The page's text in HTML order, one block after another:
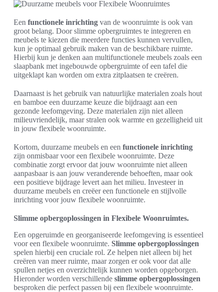
Een functionele inrichting van de woonruimte is ook van
groot belang. Door slimme opbergruimtes te integreren en
meubels te kiezen die meerdere functies kunnen vervullen,
kun je optimaal gebruik maken van de beschikbare ruimte.
Hierbij kun je denken aan multifunctionele meubels zoals een
slaapbank met ingebouwde opbergruimte of een tafel die
uitgeklapt kan worden om extra zitplaatsen te creëren.
Daarnaast is het gebruik van natuurlijke materialen zoals hout
en bamboe een duurzame keuze die bijdraagt aan een
gezonde leefomgeving. Deze materialen zijn niet alleen
milieuvriendelijk, maar stralen ook warmte en gezelligheid uit
in jouw flexibele woonruimte.
Kortom, duurzame meubels en een functionele inrichting
zijn onmisbaar voor een flexibele woonruimte. Deze
combinatie zorgt ervoor dat jouw woonruimte niet alleen
aanpasbaar is aan jouw veranderende behoeften, maar ook
een positieve bijdrage levert aan het milieu. Investeer in
duurzame meubels en creëer een functionele en stijlvolle
inrichting voor jouw flexibele woonruimte.
Slimme opbergoplossingen in Flexibele Woonruimtes.
Een opgeruimde en georganiseerde leefomgeving is essentieel
voor een flexibele woonruimte. Slimme opbergoplossingen
spelen hierbij een cruciale rol. Ze helpen niet alleen bij het
creëren van meer ruimte, maar zorgen er ook voor dat alle
spullen netjes en overzichtelijk kunnen worden opgeborgen.
Hieronder worden verschillende slimme opbergoplossingen
besproken die perfect passen bij een flexibele woonruimte.